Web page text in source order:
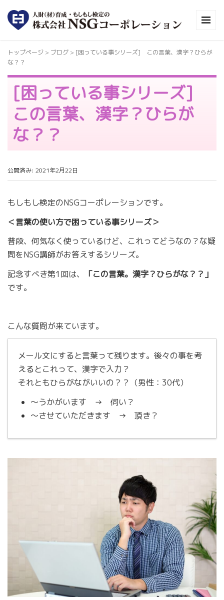
トップページ > ブログ > [困っている事シリーズ] この言葉、漢字？ひらが
な？？
[困っている事シリーズ]
この言葉、漢字？ひらが
な？？
公開済み: 2021年2月22日
もしもし検定のNSGコーポレーションです。
＜言葉の使い方で困っている事シリーズ＞
普段、何気なく使っているけど、これってどうなの？な疑
問をNSG講師がお答えするシリーズ。
記念すべき第1回は、
「この言葉。漢字？ひらがな？？」
です。
こんな質問が来ています。
メール文にすると言葉って残ります。後々の事を考
えるとこれって、漢字で入力？
それともひらがながいいの？？（男性：30代）
～うかがいます → 伺い？
～させていただきます → 頂き？